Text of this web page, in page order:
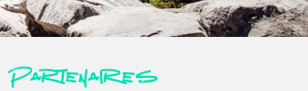
Partenaires